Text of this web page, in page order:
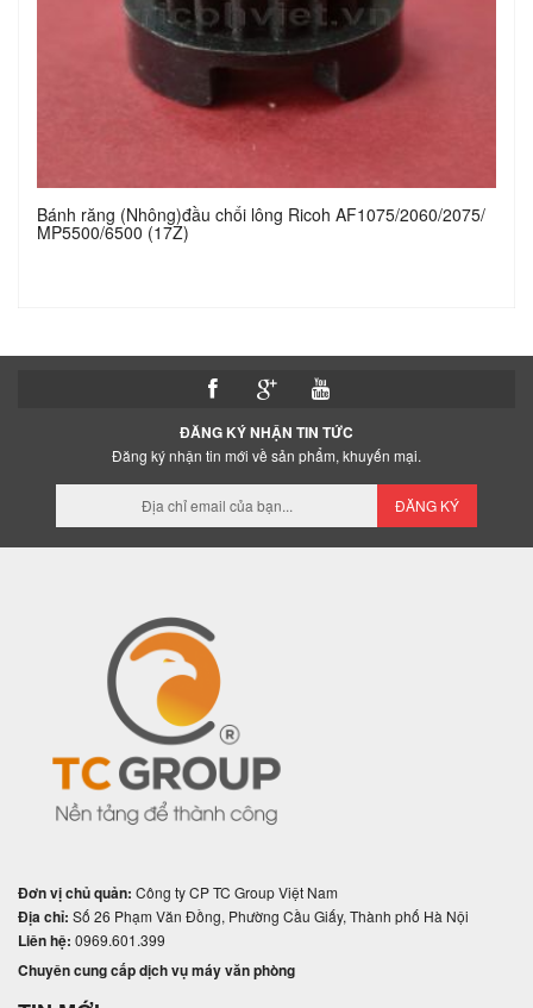
Bánh răng (Nhông)đầu chổi lông Ricoh AF1075/2060/2075/
MP5500/6500 (17Z)
ĐĂNG KÝ NHẬN TIN TỨC
Đăng ký nhận tin mới về sản phẩm, khuyến mại.
ĐĂNG KÝ
Đơn vị chủ quản: Công ty CP TC Group Việt Nam
Địa chỉ: Số 26 Phạm Văn Đồng, Phường Cầu Giấy, Thành phố Hà Nội
Liên hệ: 0969.601.399
Chuyên cung cấp dịch vụ máy văn phòng